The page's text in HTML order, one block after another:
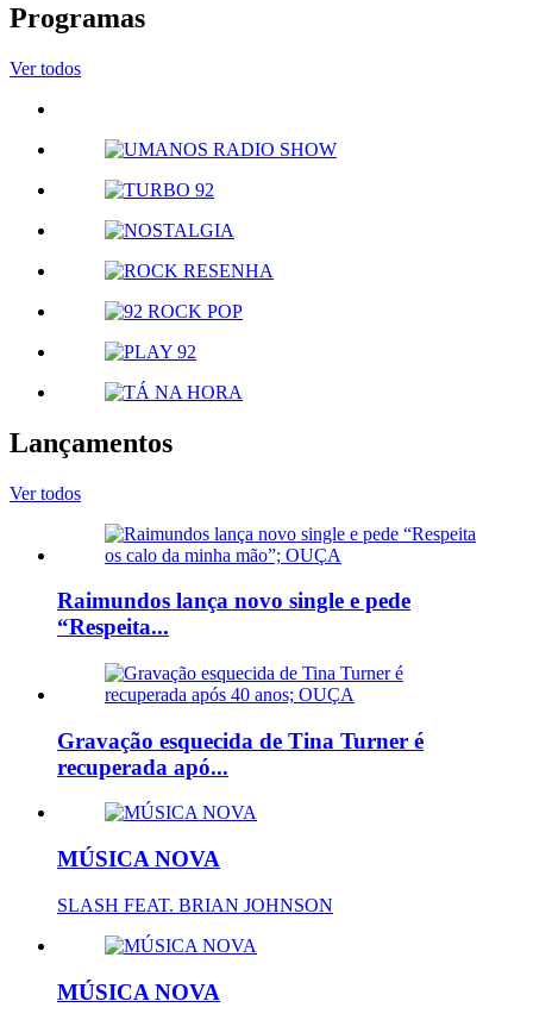
Programas
Ver todos
Lançamentos
Ver todos
Raimundos lança novo single e pede
“Respeita...
Gravação esquecida de Tina Turner é
recuperada apó...
MÚSICA NOVA
SLASH FEAT. BRIAN JOHNSON
MÚSICA NOVA